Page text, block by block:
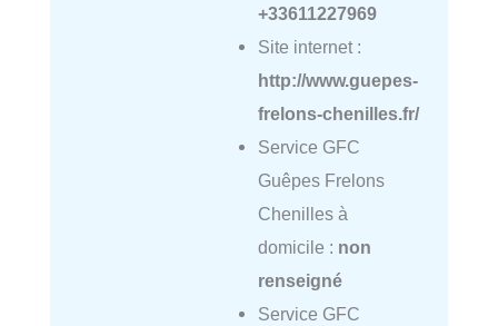
+33611227969
Site internet :
http://www.guepes-
frelons-chenilles.fr/
Service GFC
Guêpes Frelons
Chenilles à
domicile : non
renseigné
Service GFC